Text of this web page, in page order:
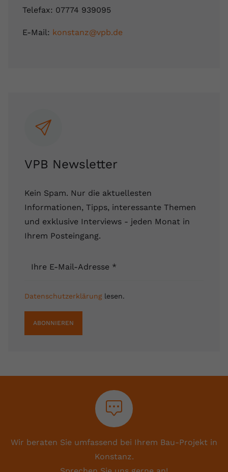
Telefax: 07774 939095
E-Mail: konstanz@vpb.de
VPB Newsletter
Kein Spam. Nur die aktuellesten
Informationen, Tipps, interessante Themen
und exklusive Interviews - jeden Monat in
Ihrem Posteingang.
Ihre E-Mail-Adresse *
Datenschutzerklärunglesen.
ABONNIEREN
Wir beraten Sie umfassend bei Ihrem Bau-Projekt in
Konstanz.